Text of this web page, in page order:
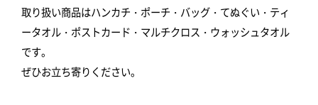
取り扱い商品はハンカチ・ポーチ・バッグ・てぬぐい・ティ
ータオル・ポストカード・マルチクロス・ウォッシュタオル
です。
ぜひお立ち寄りください。